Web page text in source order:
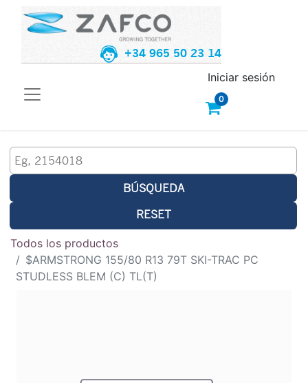
+34 965 50 23 14
0
Iniciar sesión
BÚSQUEDA
RESET
Todos los productos
$ARMSTRONG 155/80 R13 79T SKI-TRAC PC
STUDLESS BLEM (C) TL(T)